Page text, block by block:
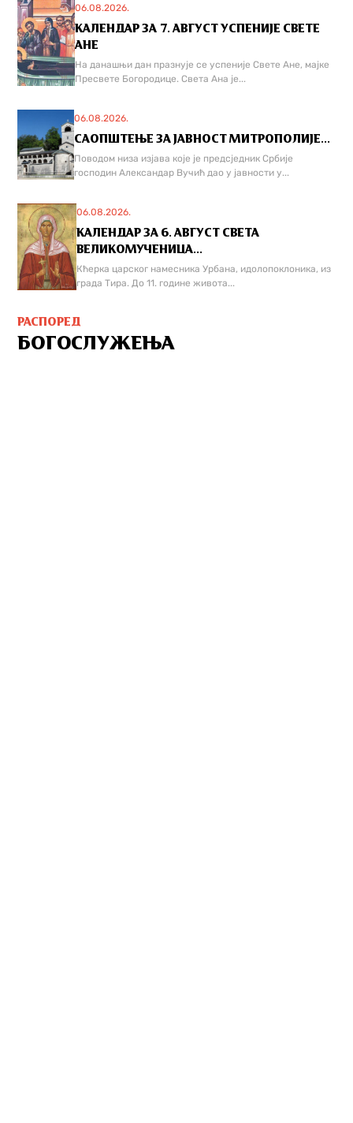
06.08.2026.
КАЛЕНДАР ЗА 7. АВГУСТ УСПЕНИЈЕ СВЕТЕ
АНЕ
На данашњи дан празнује се успеније Свете Ане, мајке
Пресвете Богородице. Света Ана је...
06.08.2026.
САОПШТЕЊЕ ЗА ЈАВНОСТ МИТРОПОЛИЈЕ...
Поводом низа изјава које је предсједник Србије
господин Александар Вучић дао у јавности у...
06.08.2026.
КАЛЕНДАР ЗА 6. АВГУСТ СВЕТА
ВЕЛИКОМУЧЕНИЦА...
Кћерка царског намесника Урбана, идолопоклоника, из
града Тира. До 11. године живота...
РАСПОРЕД
БОГОСЛУЖЕЊА